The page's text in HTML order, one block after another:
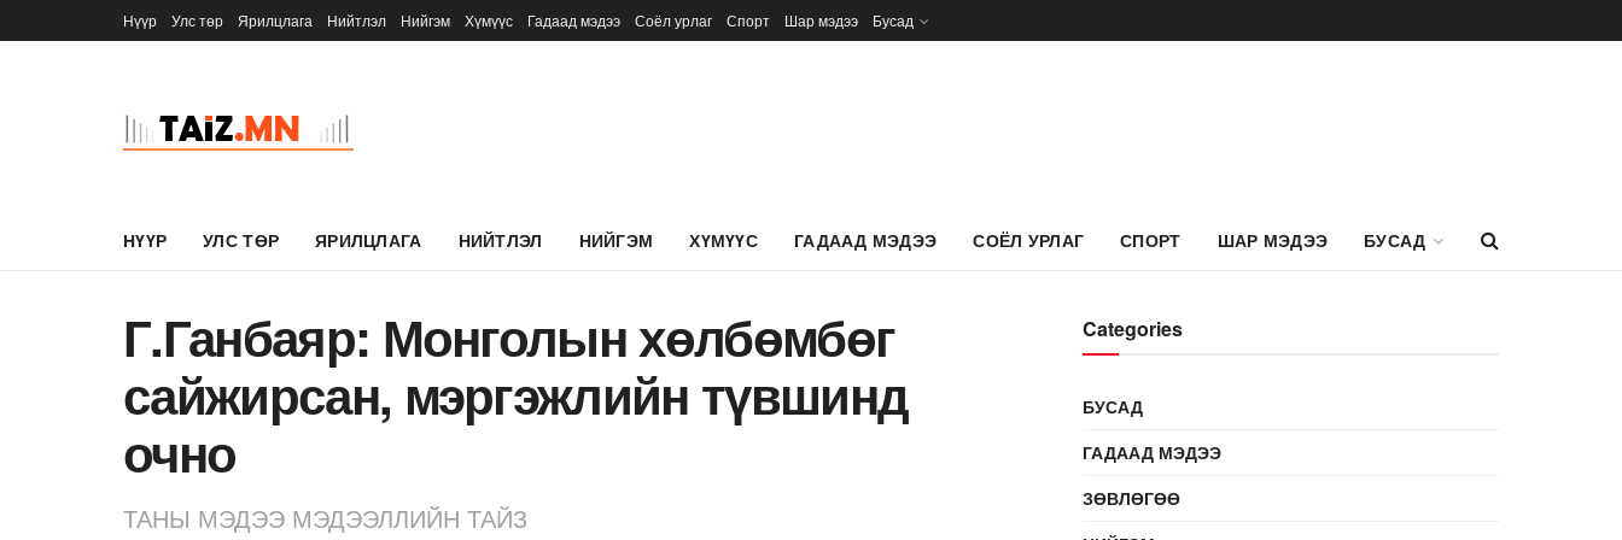
Нүүр Улс төр Ярилцлага Нийтлэл Нийгэм Хүмүүс Гадаад мэдээ Соёл урлаг Спорт Шар мэдээ Бусад
НҮҮР УЛС ТӨР ЯРИЛЦЛАГА НИЙТЛЭЛ НИЙГЭМ ХҮМҮҮС ГАДААД МЭДЭЭ СОЁЛ УРЛАГ СПОРТ ШАР МЭДЭЭ БУСАД
Г.Ганбаяр: Монголын хөлбөмбөг
сайжирсан, мэргэжлийн түвшинд
очно
ТАНЫ МЭДЭЭ МЭДЭЭЛЛИЙН ТАЙЗ
Categories
БУСАД
ГАДААД МЭДЭЭ
ЗӨВЛӨГӨӨ